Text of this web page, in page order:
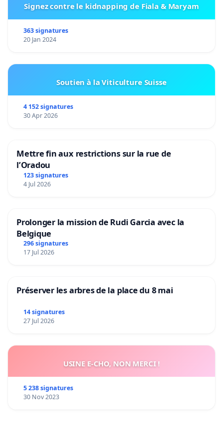
Signez contre le kidnapping de Fiala & Maryam
363 signatures
20 Jan 2024
Soutien à la Viticulture Suisse
4 152 signatures
30 Apr 2026
Mettre fin aux restrictions sur la rue de
l’Oradou
123 signatures
4 Jul 2026
Prolonger la mission de Rudi Garcia avec la
Belgique
296 signatures
17 Jul 2026
Préserver les arbres de la place du 8 mai
14 signatures
27 Jul 2026
USINE E-CHO, NON MERCI !
5 238 signatures
30 Nov 2023